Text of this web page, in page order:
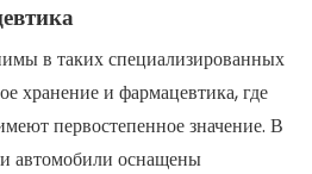
в таких специализированных
хранение и фармацевтика, где
первостепенное значение. В
автомобили оснащены